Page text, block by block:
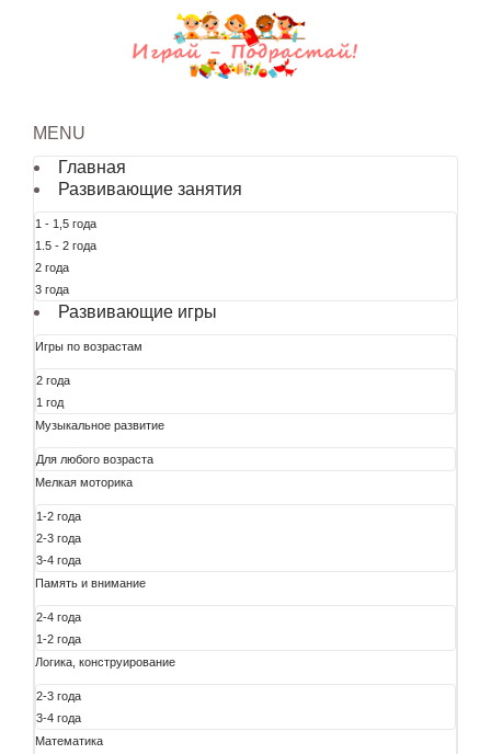
MENU
Главная
Развивающие занятия
1 - 1,5 года
1.5 - 2 года
2 года
3 года
Развивающие игры
Игры по возрастам
2 года
1 год
Музыкальное развитие
Для любого возраста
Мелкая моторика
1-2 года
2-3 года
3-4 года
Память и внимание
2-4 года
1-2 года
Логика, конструирование
2-3 года
3-4 года
Математика